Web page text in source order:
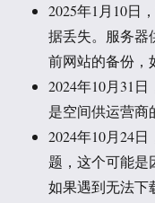
2025年1月10日
据丢失。服务器
前网站的备份，
2024年10月31
是空间供运营商
2024年10月24
题，这个可能是
如果遇到无法下